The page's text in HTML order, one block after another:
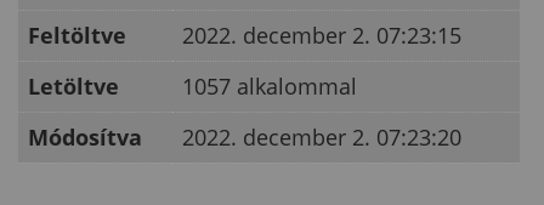
Feltöltve
2022. december 2. 07:23:15
Letöltve
1057 alkalommal
Módosítva
2022. december 2. 07:23:20